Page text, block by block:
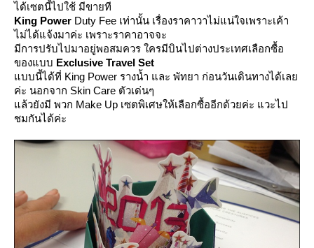
ได้เซตนี้ไปใช้ มีขายที
King Power Duty Fee เท่านั้น เรื่องราคาวาไม่แน่ใจเพราะเค้า
ไม่ได้แจ้งมาค่ะ เพราะราคาอาจจะ
มีการปรับไปมาอยู่พอสมควร ใครมีบินไปต่างประเทศเลือกซื้อ
ของแบบ Exclusive Travel Set
บบนี้ได้ที่ King Power รางน้ำ และ พัทยา ก่อนวันเดินทางได้เล
ค่ะ นอกจาก Skin Care ตัวเด่นๆ
ล้วยังมี พวก Make Up เซตพิเศษให้เลือกซื้ออีกด้วยค่ะ แวะไป
ชมกันได้ค่ะ